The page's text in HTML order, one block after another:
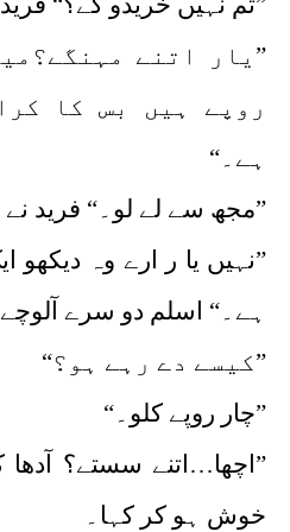
”یار اتنے
روپے ہیں بس کا
ہے۔“
”مجھ سے لے لو۔“ فرید نے
”نہیں یا ر ارے وہ دیکھو
ہے۔“ اسلم دو سرے آلوچے
”کیسے دے رہے ہو؟“
”چار روپے کلو۔“
”اچھا…اتنے سستے؟
خوش ہو کر کہا۔